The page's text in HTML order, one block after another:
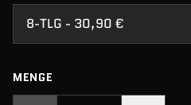
8-TLG - 30,90 €
MENGE